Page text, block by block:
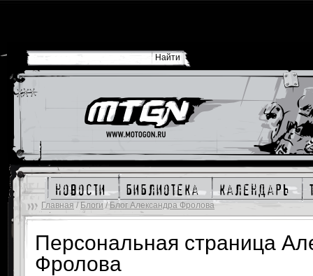
новости библиотека календарь
Главная / Блоги /Блог Александра Фролова
Персональная страница
Фролова